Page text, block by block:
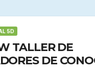
5D
TALLER DE
DE